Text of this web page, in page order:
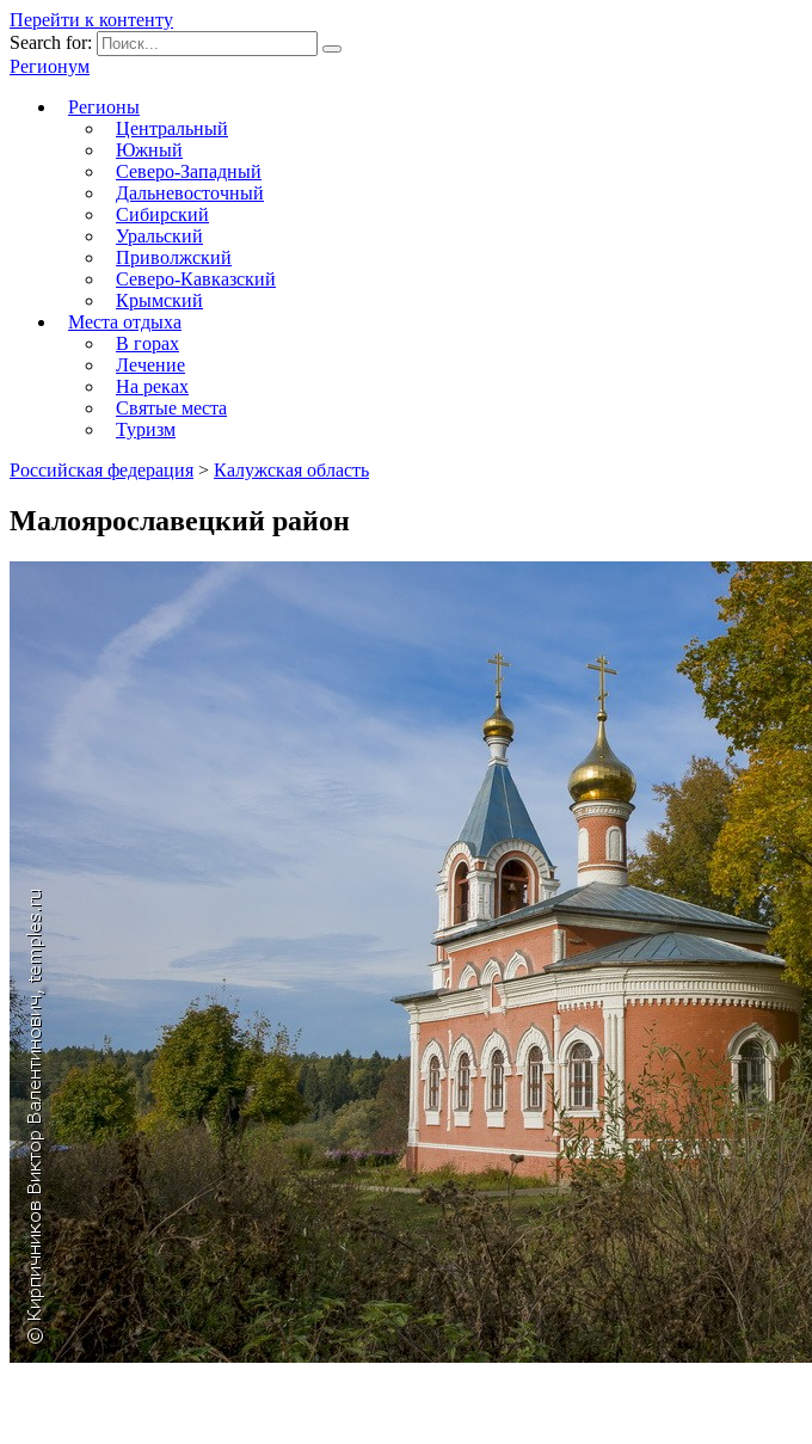
Перейти к контенту
Search for:
Регионум
Регионы
Центральный
Южный
Северо-Западный
Дальневосточный
Сибирский
Уральский
Приволжский
Северо-Кавказский
Крымский
Места отдыха
В горах
Лечение
На реках
Святые места
Туризм
Российская федерация > Калужская область
Малоярославецкий район